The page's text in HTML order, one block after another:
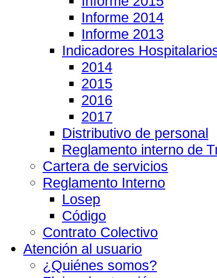
Informe 2014
Informe 2013
Indicadores
2014
2015
2016
2017
Distributivo de personal
Reglamento interno de
Cartera de servicios
Reglamento Interno
Losep
Código
Contrato Colectivo
Atención al usuario
¿Quiénes somos?